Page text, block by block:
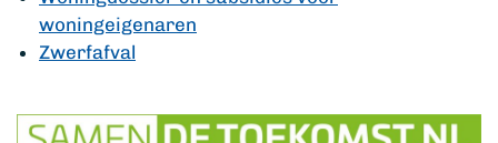
woningeigenaren
Zwerfafval